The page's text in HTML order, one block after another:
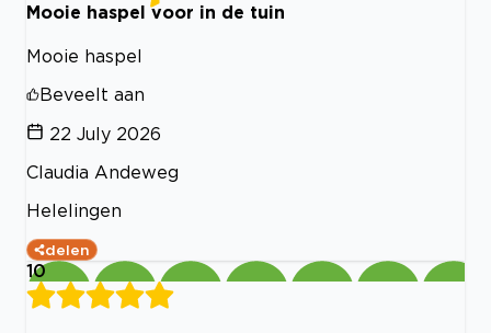
Mooie haspel voor in de tuin
Mooie haspel
Beveelt aan
22 July 2026
Claudia Andeweg
Helelingen
delen
10